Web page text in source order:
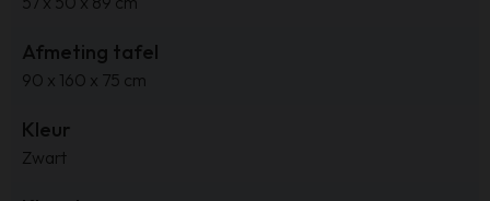
Afmeting tafel
90 x 160 x 75 cm
Kleur
Zwart